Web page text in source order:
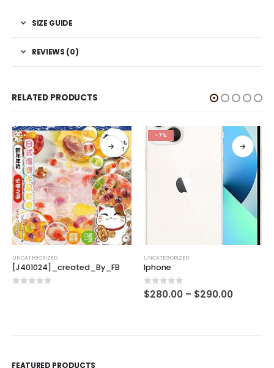
SIZE GUIDE
REVIEWS (0)
RELATED PRODUCTS
UNCATEGORIZED
[J401024]_created_By_FB
-7%
UNCATEGORIZED
Iphone
0out of 5
$280.00 – $290.00
FEATURED PRODUCTS